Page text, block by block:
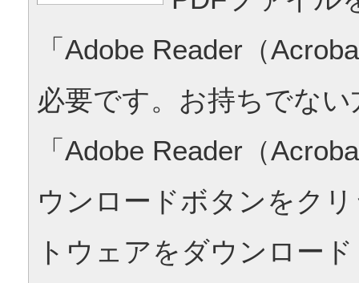
「Adobe Reader（
必要です。お持ちでな
「Adobe Reader（
ウンロードボタンをク
トウェアをダウンロー